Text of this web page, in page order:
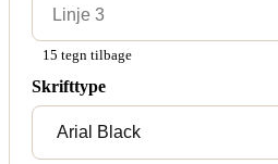
15 tegn tilbage
Skrifttype